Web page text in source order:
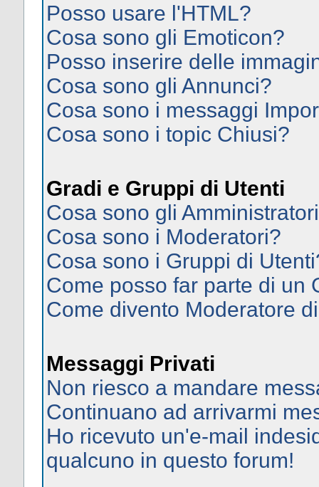
Posso usare l'HTML?
Cosa sono gli Emoticon?
Posso inserire delle
Cosa sono gli Annunci?
Cosa sono i messaggi
Cosa sono i topic Chiusi?
Gradi e Gruppi di Utenti
Cosa sono gli
Cosa sono i Moderatori?
Cosa sono i Gruppi di
Come posso far parte di un
Come divento Moderatore
Messaggi Privati
Non riesco a mandare
Continuano ad arrivarmi
Ho ricevuto un'e-mail
qualcuno in questo forum!